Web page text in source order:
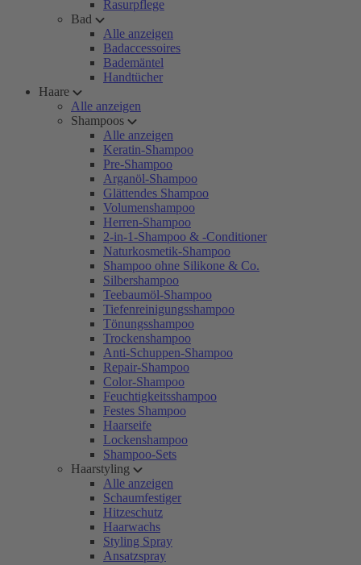
Rasurpflege
Bad
Alle anzeigen
Badaccessoires
Bademäntel
Handtücher
Haare
Alle anzeigen
Shampoos
Alle anzeigen
Keratin-Shampoo
Pre-Shampoo
Arganöl-Shampoo
Glättendes Shampoo
Volumenshampoo
Herren-Shampoo
2-in-1-Shampoo & -Conditioner
Naturkosmetik-Shampoo
Shampoo ohne Silikone & Co.
Silbershampoo
Teebaumöl-Shampoo
Tiefenreinigungsshampoo
Tönungsshampoo
Trockenshampoo
Anti-Schuppen-Shampoo
Repair-Shampoo
Color-Shampoo
Feuchtigkeitsshampoo
Festes Shampoo
Haarseife
Lockenshampoo
Shampoo-Sets
Haarstyling
Alle anzeigen
Schaumfestiger
Hitzeschutz
Haarwachs
Styling Spray
Ansatzspray